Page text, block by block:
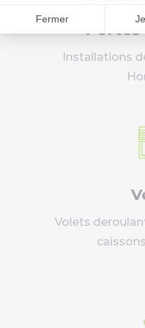
Fermer
Portes
Installations
Volets